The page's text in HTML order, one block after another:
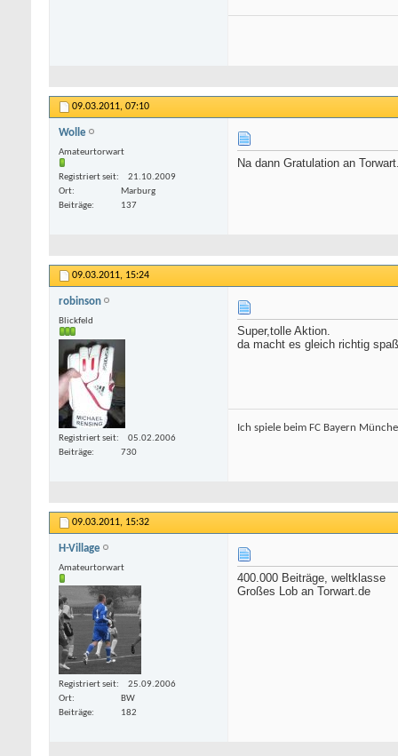
09.03.2011, 07:10
Wolle
Amateurtorwart
Registriert seit
21.10.2009
Ort
Marburg
Beiträge
137
Na dann Gratulation an
09.03.2011, 15:24
robinson
Blickfeld
Registriert seit
05.02.2006
Beiträge
730
Super,tolle Aktion.
da macht es gleich richtig spaß
Ich spiele beim FC Bayern
09.03.2011, 15:32
H-Village
Amateurtorwart
Registriert seit
25.09.2006
Ort
BW
Beiträge
182
400.000 Beiträge, weltklasse
Großes Lob an Torwart.de